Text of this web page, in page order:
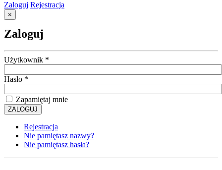
Zaloguj Rejestracja
×
Zaloguj
Użytkownik *
Hasło *
Zapamiętaj mnie
ZALOGUJ
Rejestracja
Nie pamiętasz nazwy?
Nie pamiętasz hasła?